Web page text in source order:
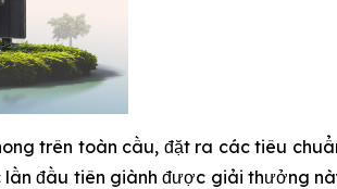
trên toàn cầu, đặt ra các tiêu
đầu tiên giành được giải thưởng